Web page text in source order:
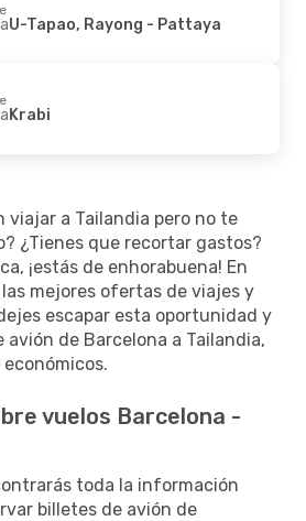
aU-Tapao, Rayong - Pattaya
aKrabi
viajar a Tailandia pero no te
¿Tienes que recortar gastos?
¡estás de enhorabuena! En
mejores ofertas de viajes y
escapar esta oportunidad y
de Barcelona a Tailandia,
vuelos Barcelona -
toda la información
billetes de avión de